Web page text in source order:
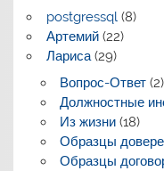
postgressql(8)
Артемий(22)
Лариса(29)
Вопрос-Ответ(2)
Должностные
Из жизни(18)
Образцы
Образцы